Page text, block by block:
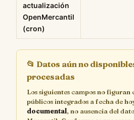
actualización
OpenMercantil
(cron)
📂 Datos aún no
procesadas
Los siguientes campos no figuran
públicos integrados a fecha de
documental, no ausencia del